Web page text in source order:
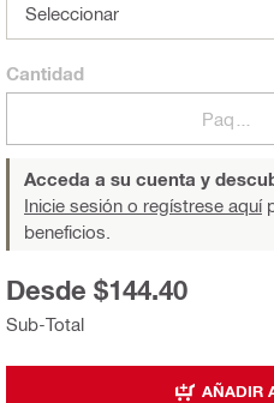
Seleccionar
Cantidad
Acceda a su cuenta y
Inicie sesión o regístrese aquí
beneficios.
Sub-Total
Desde $144.40
AÑADIR